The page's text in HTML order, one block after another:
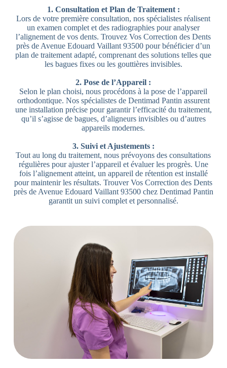
1. Consultation et Plan de Traitement :
Lors de votre première consultation, nos spécialistes réalisent
un examen complet et des radiographies pour analyser
l’alignement de vos dents. Trouvez Vos Correction des Dents
près de Avenue Edouard Vaillant 93500 pour bénéficier d’un
plan de traitement adapté, comprenant des solutions telles que
les bagues fixes ou les gouttières invisibles.
2. Pose de l’Appareil :
Selon le plan choisi, nous procédons à la pose de l’appareil
orthodontique. Nos spécialistes de Dentimad Pantin assurent
une installation précise pour garantir l’efficacité du traitement,
qu’il s’agisse de bagues, d’aligneurs invisibles ou d’autres
appareils modernes.
3. Suivi et Ajustements :
Tout au long du traitement, nous prévoyons des consultations
régulières pour ajuster l’appareil et évaluer les progrès. Une
fois l’alignement atteint, un appareil de rétention est installé
pour maintenir les résultats. Trouver Vos Correction des Dents
près de Avenue Edouard Vaillant 93500 chez Dentimad Pantin
garantit un suivi complet et personnalisé.